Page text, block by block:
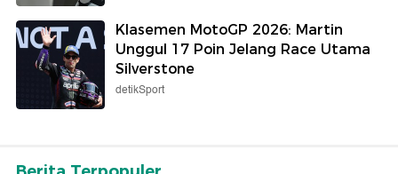
Klasemen MotoGP 2026: Martin
Unggul 17 Poin Jelang Race Utama
Silverstone
detikSport